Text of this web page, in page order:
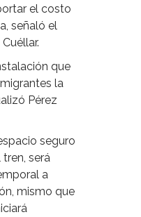
el costo
señaló el
que
la
Pérez
seguro
será
a
mismo que